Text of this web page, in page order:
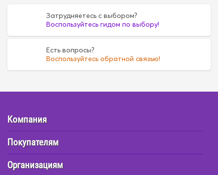
Алькантара
велюр велюр+экокожа
Затрудняетесь с выбором?
Воспользуйтесь гидом по выбору!
Есть вопросы?
Воспользуйтесь обратной связью!
Компания
Покупателям
Организациям